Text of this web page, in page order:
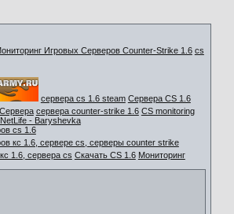
cs
сервера cs 1.6 steam Сервера CS 1.6
сервера counter-strike 1.6 CS monitoring
- Baryshevka
1.6, сервера cs Скачать CS 1.6 Мониторинг